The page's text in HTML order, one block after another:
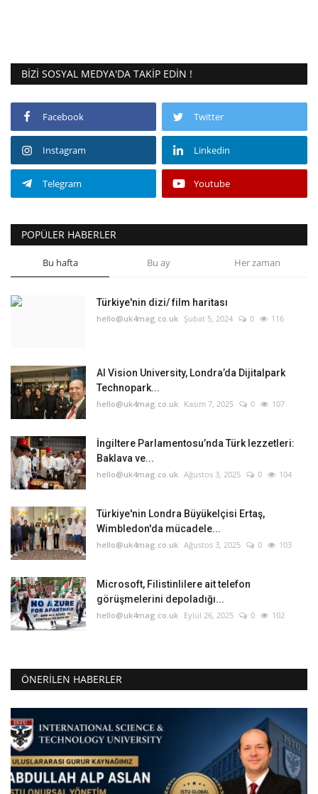
BIZI SOSYAL MEDYA'DA TAKIP EDIN !
Facebook Twitter
Instagram Linkedin
Telegram Youtube
POPÜLER HABERLER
Bu hafta Bu ay Her zaman
Türkiye'nin dizi/ film haritası
hello@uk4mag.co.uk Şubat 5, 2024 0 116
AI Vision University, Londra’da Dijitalpark
Technopark...
hello@uk4mag.co.uk Kasım 7, 2025 0 107
İngiltere Parlamentosu’nda Türk lezzetleri:
Baklava ve...
hello@uk4mag.co.uk Ağustos 3, 2025 0 104
Türkiye'nin Londra Büyükelçisi Ertaş,
Wimbledon'da mücadele...
hello@uk4mag.co.uk Ağustos 3, 2025 0 103
Microsoft, Filistinlilere ait telefon
görüşmelerini depoladığı...
hello@uk4mag.co.uk Eylül 26, 2025 0 102
ÖNERILEN HABERLER